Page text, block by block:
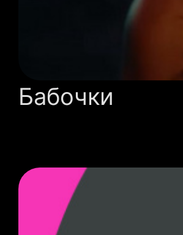
Бабочки